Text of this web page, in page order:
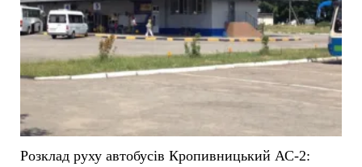
Розклад руху автобусів Кропивницький АС-2: